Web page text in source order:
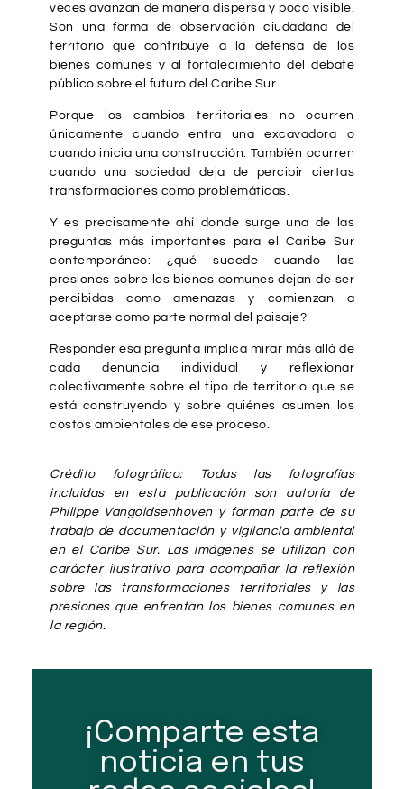
veces avanzan de manera dispersa y poco visible.
Son una forma de observación ciudadana del
territorio que contribuye a la defensa de los
bienes comunes y al fortalecimiento del debate
público sobre el futuro del Caribe Sur.
Porque los cambios territoriales no ocurren
únicamente cuando entra una excavadora o
cuando inicia una construcción. También ocurren
cuando una sociedad deja de percibir ciertas
transformaciones como problemáticas.
Y es precisamente ahí donde surge una de las
preguntas más importantes para el Caribe Sur
contemporáneo: ¿qué sucede cuando las
presiones sobre los bienes comunes dejan de ser
percibidas como amenazas y comienzan a
aceptarse como parte normal del paisaje?
Responder esa pregunta implica mirar más allá de
cada denuncia individual y reflexionar
colectivamente sobre el tipo de territorio que se
está construyendo y sobre quiénes asumen los
costos ambientales de ese proceso.
Crédito fotográfico: Todas las fotografías
incluidas en esta publicación son autoría de
Philippe Vangoidsenhoven y forman parte de su
trabajo de documentación y vigilancia ambiental
en el Caribe Sur. Las imágenes se utilizan con
carácter ilustrativo para acompañar la reflexión
sobre las transformaciones territoriales y las
presiones que enfrentan los bienes comunes en
la región.
¡Comparte esta
noticia en tus